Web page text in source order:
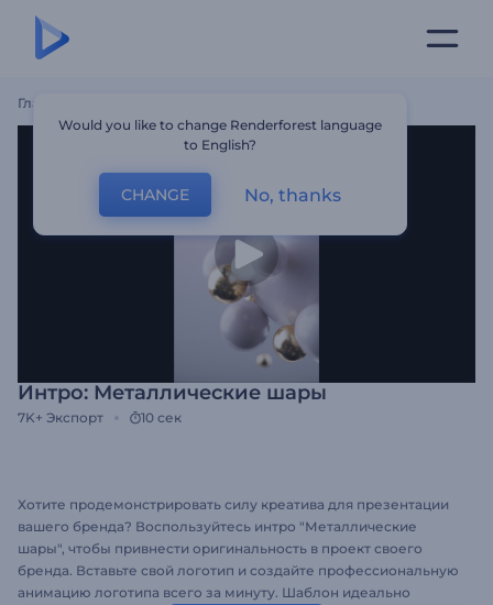
Главная
Интро: Металлические шары
7K+ Экспорт 10 сек
Хотите продемонстрировать силу креатива для презентации
вашего бренда? Воспользуйтесь интро "Металлические
шары", чтобы привнести оригинальность в проект своего
бренда. Вставьте свой логотип и создайте профессиональную
анимацию логотипа всего за минуту. Шаблон идеально
Would you like to change Renderforest language
to English?
CHANGE No, thanks